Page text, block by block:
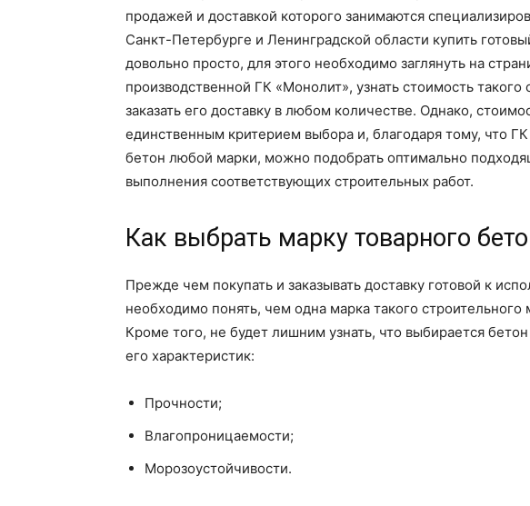
продажей и доставкой которого занимаются
Санкт-Петербурге и Ленинградской области купить
довольно просто, для этого необходимо заглянуть на
производственной ГК «Монолит», узнать стоимость такого
заказать его доставку в любом количестве. Однако,
единственным критерием выбора и, благодаря тому, что
бетон любой марки, можно подобрать оптимально
выполнения соответствующих строительных работ.
Как выбрать марку товарного
Прежде чем покупать и заказывать доставку готовой к
необходимо понять, чем одна марка такого строительного
Кроме того, не будет лишним узнать, что выбирается
его характеристик:
Прочности;
Влагопроницаемости;
Морозоустойчивости.